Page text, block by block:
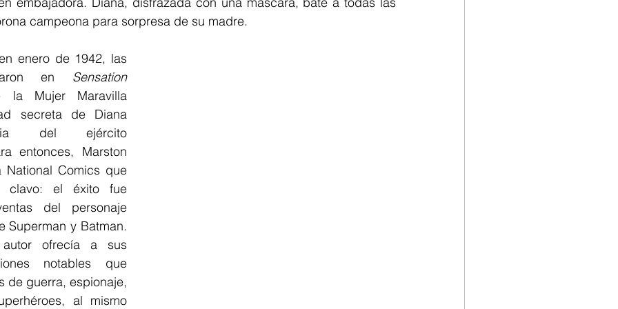
campeona para sorpresa de su madre.
enero de 1942, las
en Sensation
la Mujer Maravilla
secreta de Diana
del ejército
entonces, Marston
National Comics que
clavo: el éxito fue
del personaje
Superman y Batman.
ofrecía a sus
notables que
de guerra, espionaje,
al mismo